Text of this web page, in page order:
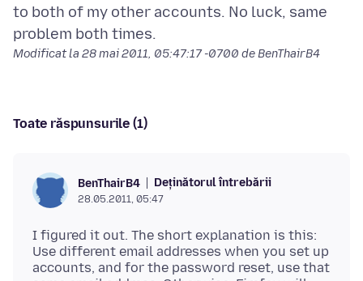
to both of my other accounts. No luck, same
Modificat la 28 mai 2011, 05:47:17 -0700 de BenThairB4
Toate răspunsurile (1)
BenThairB4 Deținătorul întrebării
28.05.2011, 05:47
I figured it out. The short explanation is this:
Use different email addresses when you set up
accounts, and for the password reset, use that